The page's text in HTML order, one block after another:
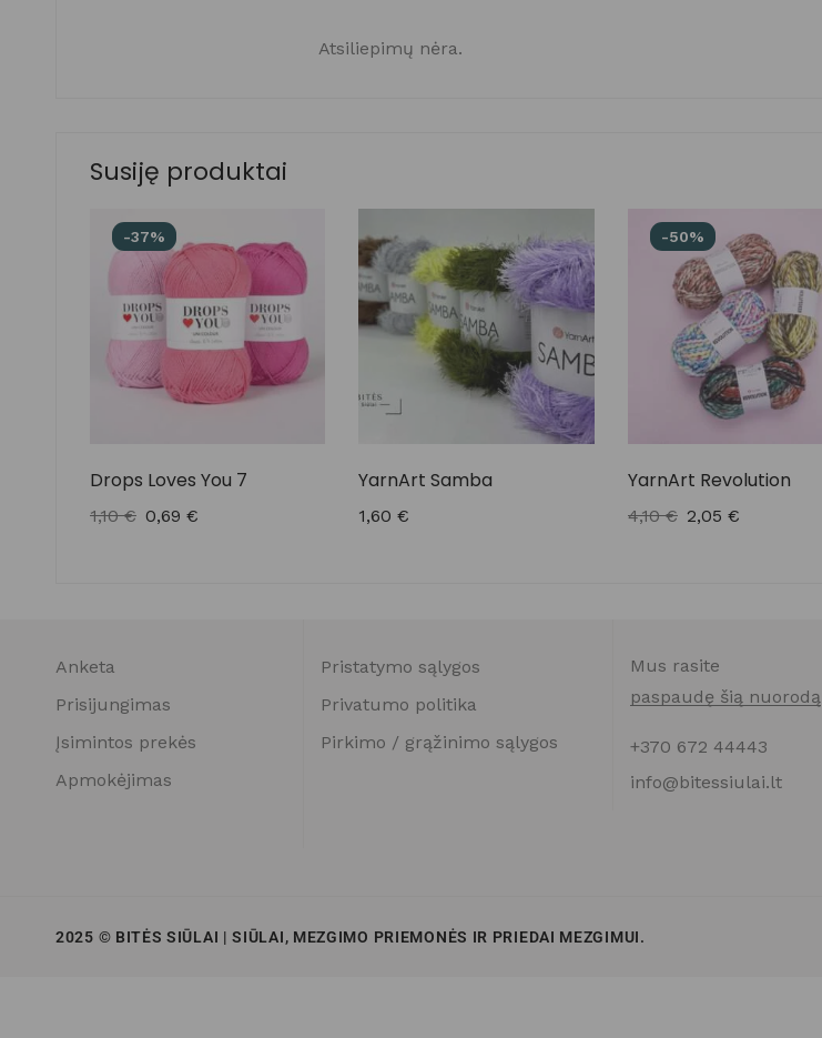
Atsiliepimų nėra.
Susiję produktai
-37%
Drops Loves You 7
1,10€ 0,69 €
YarnArt Samba
1,60€
-50%
YarnArt Revolution
4,10€ 2,05 €
Anketa
Prisijungimas
Įsimintos prekės
Apmokėjimas
Pristatymo sąlygos
Privatumo politika
Pirkimo / grąžinimo sąlygos
Mus rasite
paspaudę šią nuorodą
+370 672 44443
info@bitessiulai.lt
2025 © BITĖS SIŪLAI | SIŪLAI, MEZGIMO PRIEMONĖS IR PRIEDAI MEZGIMUI.